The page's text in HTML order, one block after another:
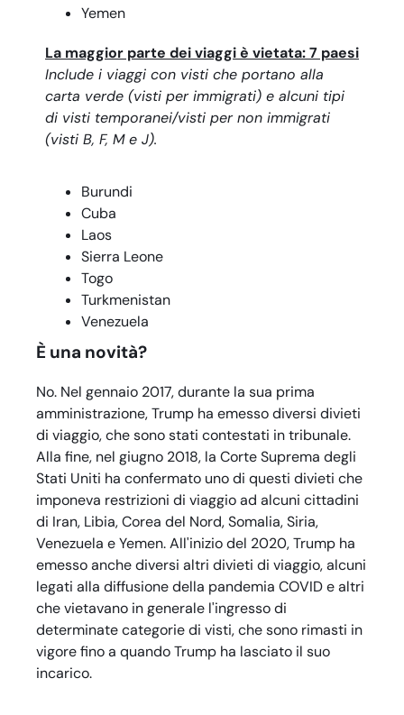
Yemen
La maggior parte dei viaggi è vietata: 7 paesi
Include i viaggi con visti che portano alla
carta verde (visti per immigrati) e alcuni tipi
di visti temporanei/visti per non immigrati
(visti B, F, M e J).
Burundi
Cuba
Laos
Sierra Leone
Togo
Turkmenistan
Venezuela
È una novità?
No. Nel gennaio 2017, durante la sua prima
amministrazione, Trump ha emesso diversi divieti
di viaggio, che sono stati contestati in tribunale.
Alla fine, nel giugno 2018, la Corte Suprema degli
Stati Uniti ha confermato uno di questi divieti che
imponeva restrizioni di viaggio ad alcuni cittadini
di Iran, Libia, Corea del Nord, Somalia, Siria,
Venezuela e Yemen. All'inizio del 2020, Trump ha
emesso anche diversi altri divieti di viaggio, alcuni
legati alla diffusione della pandemia COVID e altri
che vietavano in generale l'ingresso di
determinate categorie di visti, che sono rimasti in
vigore fino a quando Trump ha lasciato il suo
incarico.